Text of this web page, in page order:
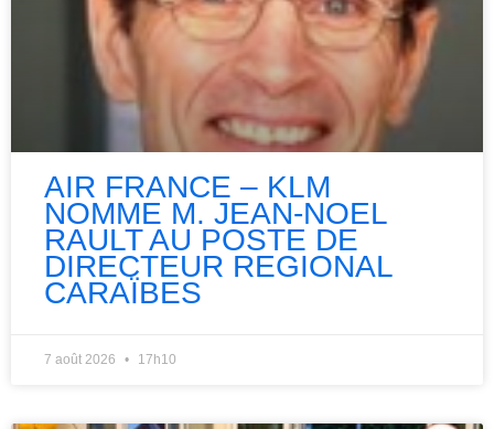
AIR FRANCE – KLM
NOMME M. JEAN-NOEL
RAULT AU POSTE DE
DIRECTEUR REGIONAL
CARAÏBES
7 août 2026 17h10